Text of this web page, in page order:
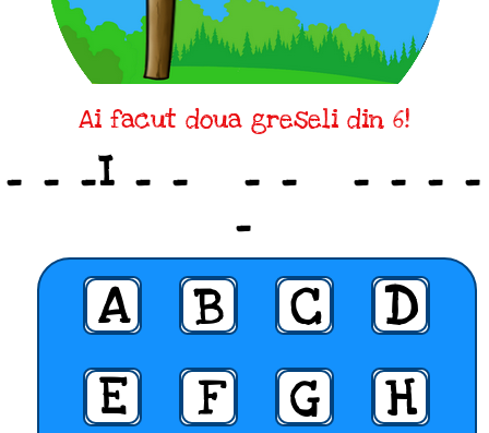
Ai facut doua greseli din 6!
_ _ _I _ _ _ _ _ _ _ _
_
A B C
D
E
F G
H